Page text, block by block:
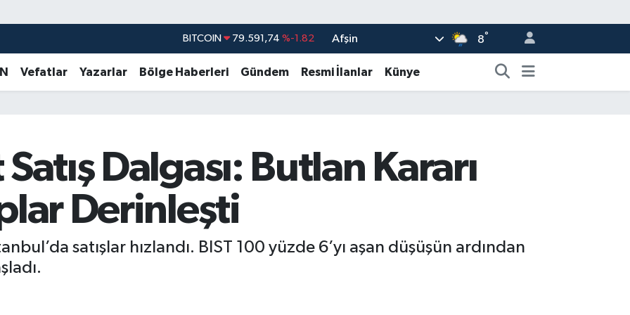
DOLAR 45,43620 %0.02
EURO 53,38690 %0.19
STERLİN 61,60380 %0.18
Afşin 8°
Vefatlar Yazarlar Bölge Haberleri Gündem Resmi İlanlar Künye
Dalgası: Butlan Kararı
Derinleşti
satışlar hızlandı. BIST 100 yüzde 6’yı aşan düşüşün ardından